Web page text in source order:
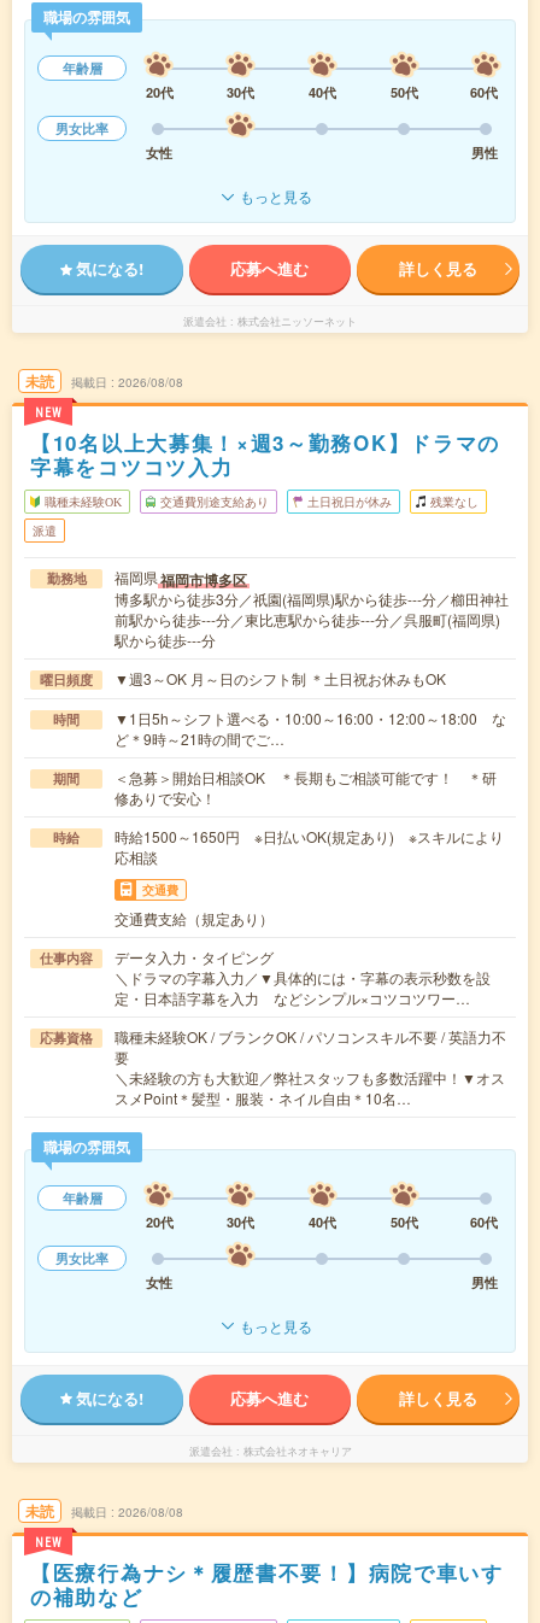
職場の雰囲気
年齢層
20代
30代 40代 50代
60代
男女比率
女性
男性
もっと見る
気になる! 応募へ進む 詳しく見る
派遣会社 株式会社ニッソーネット
未読
NEW
掲載日 2026/08/08
【10名以上大募集！×週3～勤務OK】ドラマの
字幕をコツコツ入力
職種未経験OK 交通費別途支給あり 土日祝日が休み 残業なし
派遣
勤務地 福岡県福岡市博多区
博多駅から徒歩3分／祇園(福岡県)駅から徒歩---分／櫛田神社
前駅から徒歩---分／東比恵駅から徒歩---分／呉服町(福岡県)
駅から徒歩---分
曜日頻度 ▼週3～OK 月～日のシフト制 ＊土日祝お休みもOK
時間
▼1日5h～シフト選べる・10:00～16:00・12:00～18:00 な
ど＊9時～21時の間でご…
期間
＜急募＞開始日相談OK ＊長期もご相談可能です！ ＊研
修ありで安心！
時給
時給1500～1650円 ※日払いOK(規定あり) ※スキルにより
応相談
交通費
交通費支給（規定あり）
仕事内容
データ入力・タイピング
＼ドラマの字幕入力／▼具体的には・字幕の表示秒数を設
定・日本語字幕を入力 などシンプル×コツコツワー…
応募資格
職種未経験OK / ブランクOK / パソコンスキル不要 / 英語力不
要
＼未経験の方も大歓迎／弊社スタッフも多数活躍中！▼オス
スメPoint＊髪型・服装・ネイル自由＊10名…
職場の雰囲気
年齢層
20代
30代 40代 50代
60代
男女比率
女性
男性
もっと見る
気になる! 応募へ進む 詳しく見る
派遣会社 株式会社ネオキャリア
未読
NEW
掲載日 2026/08/08
【医療行為ナシ＊履歴書不要！】病院で車いす
の補助など